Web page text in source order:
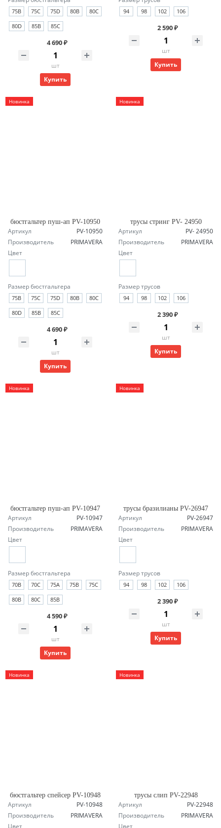
75B 75C 75D 80B
80C
80D
85B 85C
4 690 ₽
шт
Купить
94 98 102 106
2 590 ₽
шт
Купить
Новинка
бюстгальтер пуш-ап PV-10950
Артикул
PV-10950
Производитель
PRIMAVERA
Цвет
Размер бюстгальтера
75B 75C 75D 80B
80C
80D
85B 85C
4 690 ₽
шт
Купить
Новинка
трусы стринг PV- 24950
Артикул
PV- 24950
Производитель
PRIMAVERA
Цвет
Размер трусов
94 98 102 106
2 390 ₽
шт
Купить
Новинка
бюстгальтер пуш-ап PV-10947
Артикул
PV-10947
Производитель
PRIMAVERA
Цвет
Размер бюстгальтера
70B 70C 75A 75B
75C
80B
80C 85B
4 590 ₽
шт
Купить
Новинка
трусы бразилианы PV-26947
Артикул
PV-26947
Производитель
PRIMAVERA
Цвет
Размер трусов
94 98 102 106
2 390 ₽
шт
Купить
Новинка
бюстгальтер спейсер PV-10948
Артикул
PV-10948
Производитель
PRIMAVERA
Цвет
Новинка
трусы слип PV-22948
Артикул
PV-22948
Производитель
PRIMAVERA
Цвет